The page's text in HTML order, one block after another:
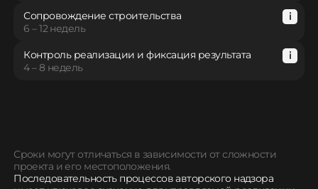
Сопровождение строительства
6 – 12 недель
Контроль реализации и фиксация результата
4 – 8 недель
Сроки могут отличаться в зависимости от сложности
проекта и его местоположения.
Последовательность процессов авторского надзора